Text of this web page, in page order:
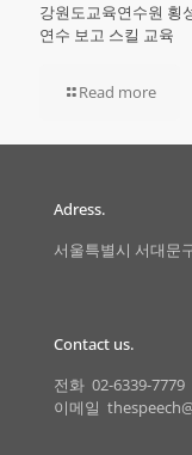
강원도교육연수원 횡
연수 보고 스킬 교육
Read more
Adress.
서울특별시 서대문
Contact us.
전화 02-6339-7779
이메일